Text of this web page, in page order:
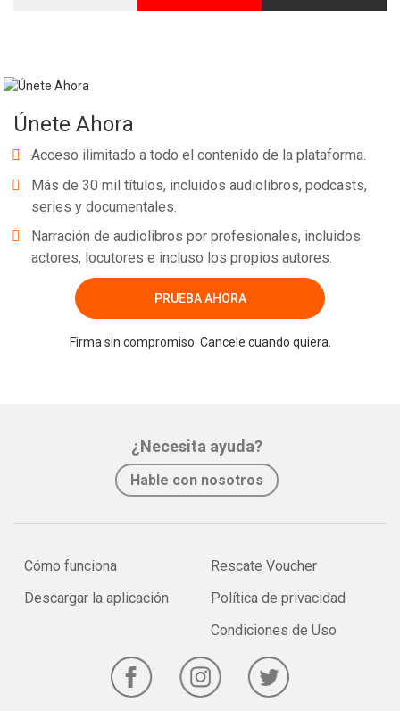
Únete Ahora
Acceso ilimitado a todo el contenido de la plataforma.
Más de 30 mil títulos, incluidos audiolibros, podcasts,
series y documentales.
Narración de audiolibros por profesionales, incluidos
actores, locutores e incluso los propios autores.
PRUEBA AHORA
Firma sin compromiso. Cancele cuando quiera.
¿Necesita ayuda?
Hable con nosotros
Cómo funciona
Descargar la aplicación
Rescate Voucher
Política de privacidad
Condiciones de Uso